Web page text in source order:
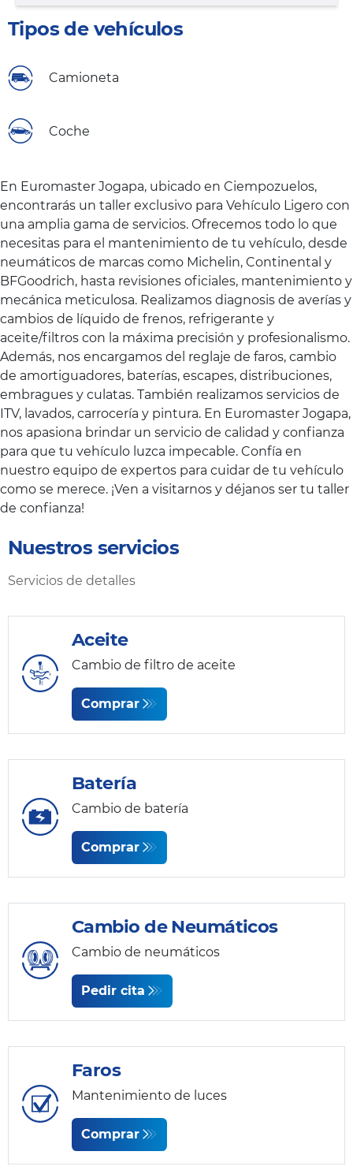
Tipos de vehículos
Camioneta
Coche
En Euromaster Jogapa, ubicado en Ciempozuelos,
encontrarás un taller exclusivo para Vehículo Ligero con
una amplia gama de servicios. Ofrecemos todo lo que
necesitas para el mantenimiento de tu vehículo, desde
neumáticos de marcas como Michelin, Continental y
BFGoodrich, hasta revisiones oficiales, mantenimiento y
mecánica meticulosa. Realizamos diagnosis de averías y
cambios de líquido de frenos, refrigerante y
aceite/filtros con la máxima precisión y profesionalismo.
Además, nos encargamos del reglaje de faros, cambio
de amortiguadores, baterías, escapes, distribuciones,
embragues y culatas. También realizamos servicios de
ITV, lavados, carrocería y pintura. En Euromaster Jogapa,
nos apasiona brindar un servicio de calidad y confianza
para que tu vehículo luzca impecable. Confía en
nuestro equipo de expertos para cuidar de tu vehículo
como se merece. ¡Ven a visitarnos y déjanos ser tu taller
de confianza!
Nuestros servicios
Servicios de detalles
Aceite
Cambio de filtro de aceite
Comprar
Batería
Cambio de batería
Comprar
Cambio de Neumáticos
Cambio de neumáticos
Pedir cita
Faros
Mantenimiento de luces
Comprar